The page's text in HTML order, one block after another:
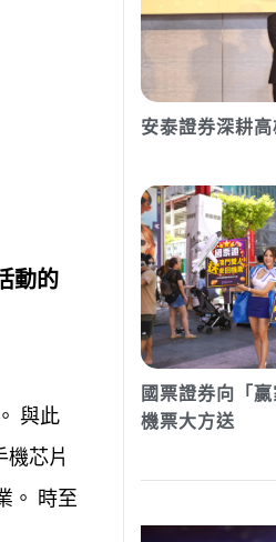
動的
與此
芯片
。 時至
安泰證券深耕
國票證券向「
機票大方送